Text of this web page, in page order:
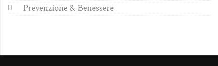
Prevenzione & Benessere